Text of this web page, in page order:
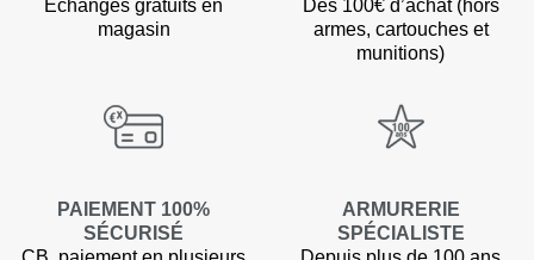
Echanges gratuits en
magasin
Dès 100€ d’achat (hors
armes, cartouches et
munitions)
PAIEMENT 100%
SÉCURISÉ
ARMURERIE
SPÉCIALISTE